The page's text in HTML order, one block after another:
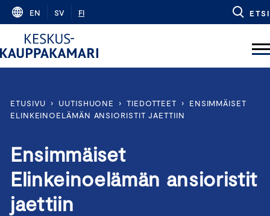
Skip
content
EN SV FI ETSI
ETUSIVU › UUTISHUONE › TIEDOTTEET ›
ENSIMMÄISET
ELINKEINOELÄMÄN ANSIORISTIT JAETTIIN
Ensimmäiset
Elinkeinoelämän ansioristit
jaettiin